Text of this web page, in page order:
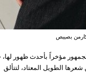
كارمن بصيبص
مؤخراً بأحدث ظهور
الطويل المعتاد، لتتألق